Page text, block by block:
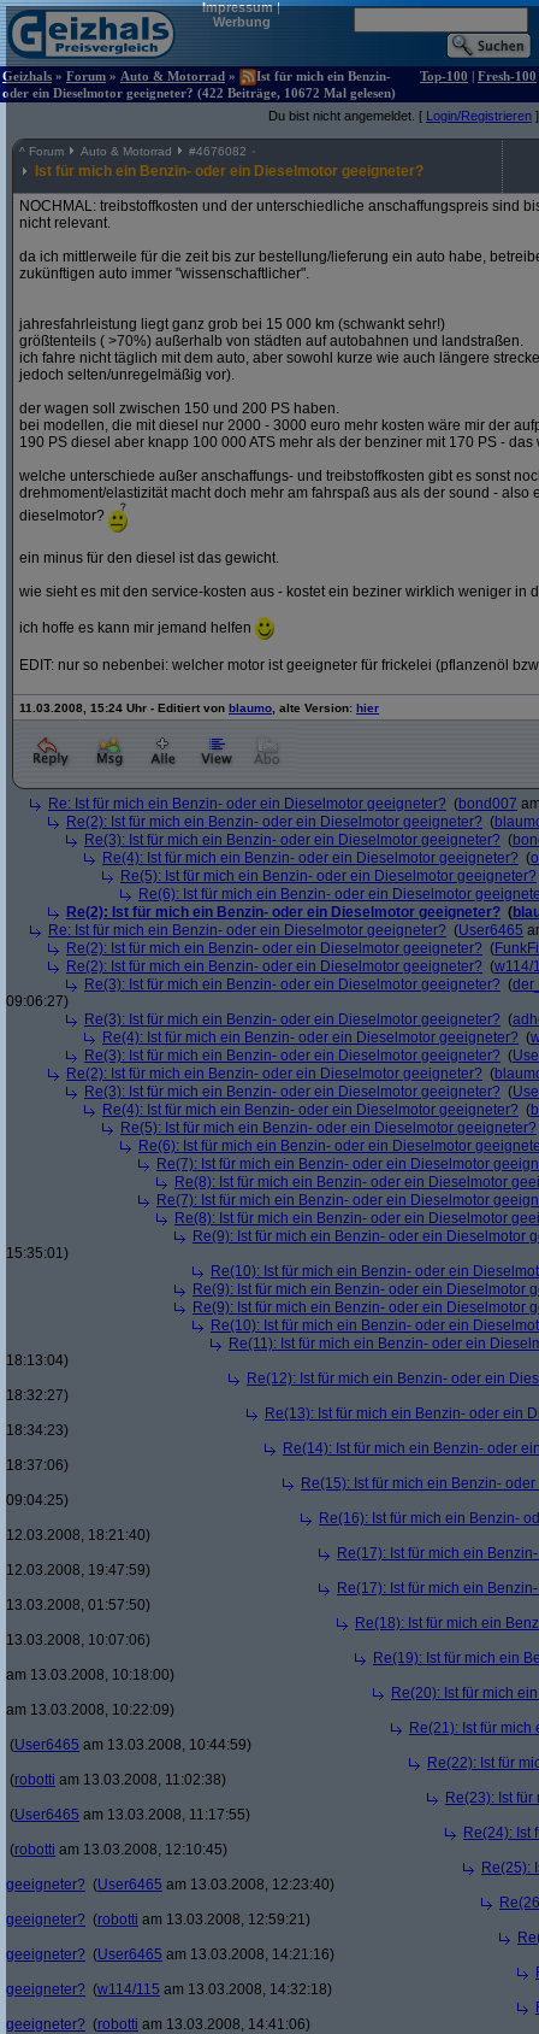
Impressum|
Werbung
Geizhals » Forum » Auto & Motorrad »
Ist für mich ein Benzin-
oder ein Dieselmotor geeigneter? (422 Beiträge, 10672 Mal gelesen)
Top-100 | Fresh-100
Du bist nicht angemeldet. [ Login/Registrieren ]
^ Forum Auto & Motorrad #4676082
Ist für mich ein Benzin- oder ein Dieselmotor geeigneter?
NOCHMAL: treibstoffkosten und der unterschiedliche anschaffungspreis sind
nicht relevant.
da ich mittlerweile für die zeit bis zur bestellung/lieferung ein auto habe,
zukünftigen auto immer "wissenschaftlicher".
jahresfahrleistung liegt ganz grob bei 15 000 km (schwankt sehr!)
größtenteils ( >70%) außerhalb von städten auf autobahnen und landstraßen.
ich fahre nicht täglich mit dem auto, aber sowohl kurze wie auch längere
jedoch selten/unregelmäßig vor).
der wagen soll zwischen 150 und 200 PS haben.
bei modellen, die mit diesel nur 2000 - 3000 euro mehr kosten wäre mir der
190 PS diesel aber knapp 100 000 ATS mehr als der benziner mit 170 PS - das
welche unterschiede außer anschaffungs- und treibstoffkosten gibt es sonst
drehmoment/elastizität macht doch mehr am fahrspaß aus als der sound - also
dieselmotor?
ein minus für den diesel ist das gewicht.
wie sieht es mit den service-kosten aus - kostet ein beziner wirklich weniger in
ich hoffe es kann mir jemand helfen
EDIT: nur so nebenbei: welcher motor ist geeigneter für frickelei (pflanzenöl
11.03.2008, 15:24 Uhr - Editiert von blaumo , alte Version: hier
Re: Ist für mich ein Benzin- oder ein Dieselmotor geeigneter? (bond007
Re(2): Ist für mich ein Benzin- oder ein Dieselmotor geeigneter? (
Re(3): Ist für mich ein Benzin- oder ein Dieselmotor geeigneter? (
Re(4): Ist für mich ein Benzin- oder ein Dieselmotor geeigneter? (
Re(5): Ist für mich ein Benzin- oder ein Dieselmotor geeigneter?
Re(6): Ist für mich ein Benzin- oder ein Dieselmotor
Re(2): Ist für mich ein Benzin- oder ein Dieselmotor geeigneter? (
Re: Ist für mich ein Benzin- oder ein Dieselmotor geeigneter? (User6465
Re(2): Ist für mich ein Benzin- oder ein Dieselmotor geeigneter? (
Re(2): Ist für mich ein Benzin- oder ein Dieselmotor geeigneter? (w114/
Re(3): Ist für mich ein Benzin- oder ein Dieselmotor geeigneter? (
09:06:27)
Re(3): Ist für mich ein Benzin- oder ein Dieselmotor geeigneter? (
Re(4): Ist für mich ein Benzin- oder ein Dieselmotor geeigneter? (
Re(3): Ist für mich ein Benzin- oder ein Dieselmotor geeigneter? (
Re(2): Ist für mich ein Benzin- oder ein Dieselmotor geeigneter? (
Re(3): Ist für mich ein Benzin- oder ein Dieselmotor geeigneter? (
Re(4): Ist für mich ein Benzin- oder ein Dieselmotor geeigneter? (
Re(5): Ist für mich ein Benzin- oder ein Dieselmotor geeigneter?
Re(6): Ist für mich ein Benzin- oder ein Dieselmotor
Re(7): Ist für mich ein Benzin- oder ein Dieselmotor
Re(8): Ist für mich ein Benzin- oder ein Dieselmotor
Re(7): Ist für mich ein Benzin- oder ein Dieselmotor
Re(8): Ist für mich ein Benzin- oder ein Dieselmotor
Re(9): Ist für mich ein Benzin- oder ein Dieselmotor
15:35:01)
Re(10): Ist für mich ein Benzin- oder ein
Re(9): Ist für mich ein Benzin- oder ein Dieselmotor
Re(9): Ist für mich ein Benzin- oder ein Dieselmotor
Re(10): Ist für mich ein Benzin- oder ein
Re(11): Ist für mich ein Benzin- oder ein
18:13:04)
Re(12): Ist für mich ein Benzin- oder ein
18:32:27)
Re(13): Ist für mich ein Benzin- oder ein
18:34:23)
Re(14): Ist für mich ein Benzin- oder
18:37:06)
Re(15): Ist für mich ein Benzin-
09:04:25)
Re(16): Ist für mich ein Benzin-
12.03.2008, 18:21:40)
Re(17): Ist für mich ein
12.03.2008, 19:47:59)
Re(17): Ist für mich ein
13.03.2008, 01:57:50)
Re(18): Ist für mich ein
13.03.2008, 10:07:06)
Re(19): Ist für mich ein
am 13.03.2008, 10:18:00)
Re(20): Ist für mich
am 13.03.2008, 10:22:09)
Re(21): Ist für
(User6465 am 13.03.2008, 10:44:59)
Re(22): Ist für
(robotti am 13.03.2008, 11:02:38)
Re(23): Ist
(User6465 am 13.03.2008, 11:17:55)
Re(24): Ist
(robotti am 13.03.2008, 12:10:45)
Re(25):
geeigneter? (User6465 am 13.03.2008, 12:23:40)
geeigneter? (robotti am 13.03.2008, 12:59:21)
geeigneter? (User6465 am 13.03.2008, 14:21:16)
geeigneter? (w114/115 am 13.03.2008, 14:32:18)
geeigneter? (robotti am 13.03.2008, 14:41:06)